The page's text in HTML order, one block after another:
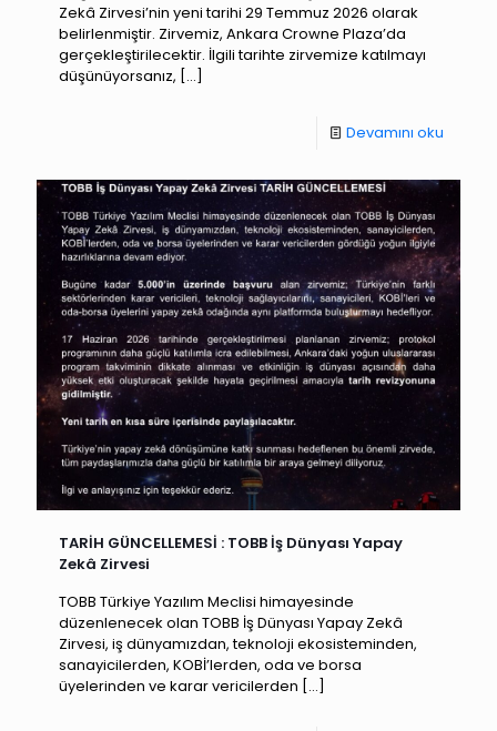
Zekâ Zirvesi’nin yeni tarihi 29 Temmuz 2026 olarak
belirlenmiştir. Zirvemiz, Ankara Crowne Plaza’da
gerçekleştirilecektir. İlgili tarihte zirvemize katılmayı
düşünüyorsanız, […]
Devamını oku
TARİH GÜNCELLEMESİ : TOBB İş Dünyası Yapay
Zekâ Zirvesi
TOBB Türkiye Yazılım Meclisi himayesinde
düzenlenecek olan TOBB İş Dünyası Yapay Zekâ
Zirvesi, iş dünyamızdan, teknoloji ekosisteminden,
sanayicilerden, KOBİ’lerden, oda ve borsa
üyelerinden ve karar vericilerden […]